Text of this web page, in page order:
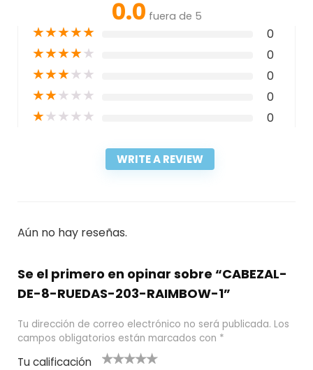
0.0 fuera de 5
★★★★★ 0
★★★★★ 0
★★★★★ 0
★★★★★ 0
★★★★★ 0
WRITE A REVIEW
Aún no hay reseñas.
Se el primero en opinar sobre “CABEZAL-
DE-8-RUEDAS-203-RAIMBOW-1”
Tu dirección de correo electrónico no será publicada. Los
campos obligatorios están marcados con *
Tu calificación